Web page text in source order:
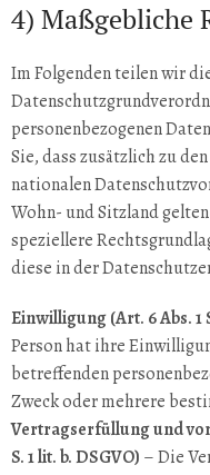
4) Maßgebliche
Im Folgenden teilen wir
personenbezogenen
Sie, dass zusätzlich zu
nationalen
Wohn- und Sitzland
speziellere
diese in der
Einwilligung (Art. 6 Abs. 1
Person hat ihre
betreffenden
Zweck oder mehrere
Vertragserfüllung und
S. 1 lit. b. DSGVO) – Die